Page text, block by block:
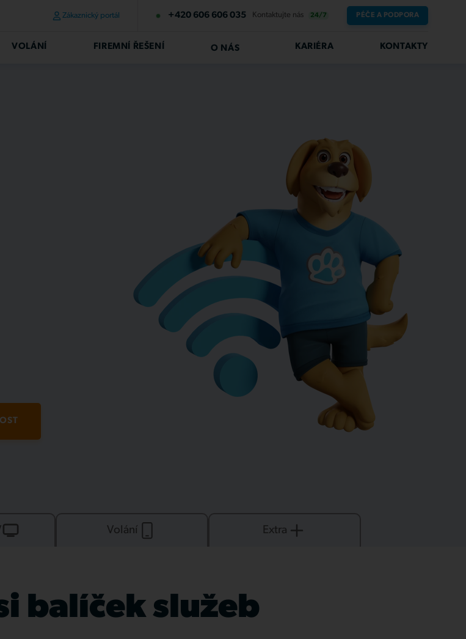
Zákaznický portál +420 606 606 035 Kontaktujte nás 24/7 PÉČE A PODPORA
VOLÁNÍ FIREMNÍ ŘEŠENÍ O NÁS KARIÉRA KONTAKTY
Volání Extra
balíček služeb